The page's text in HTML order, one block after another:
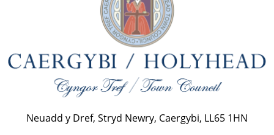
Neuadd y Dref, Stryd Newry, Caergybi, LL65 1HN